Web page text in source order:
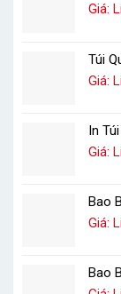
Giá:
Túi
Giá:
In
Giá:
Bao
Giá:
Bao